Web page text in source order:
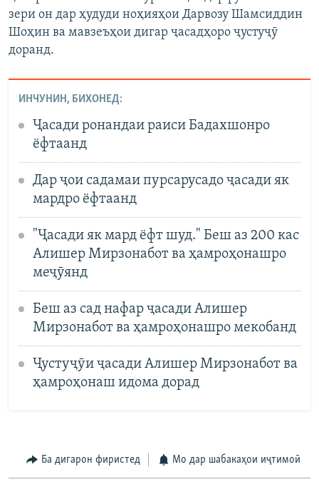
зери он дар ҳудуди ноҳияҳои Дарвозу Шамсиддин
Шоҳин ва мавзеъҳои дигар ҷасадҳоро ҷустуҷӯ
доранд.
ИНЧУНИН, БИХОНЕД:
Ҷасади ронандаи раиси Бадахшонро
ёфтаанд
Дар ҷои садамаи пурсарусадо ҷасади як
мардро ёфтаанд
"Ҷасади як мард ёфт шуд." Беш аз 200 кас
Алишер Мирзонабот ва ҳамроҳонашро
меҷӯянд
Беш аз сад нафар ҷасади Алишер
Мирзонабот ва ҳамроҳонашро мекобанд
Ҷустуҷӯи ҷасади Алишер Мирзонабот ва
ҳамроҳонаш идома дорад
Ба дигарон фиристед Мо дар шабакаҳои иҷтимоӣ